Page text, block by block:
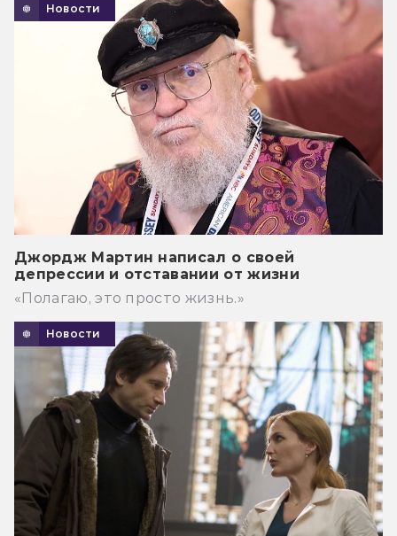
Новости
Джордж Мартин написал о своей
депрессии и отставании от жизни
«Полагаю, это просто жизнь.»
Новости